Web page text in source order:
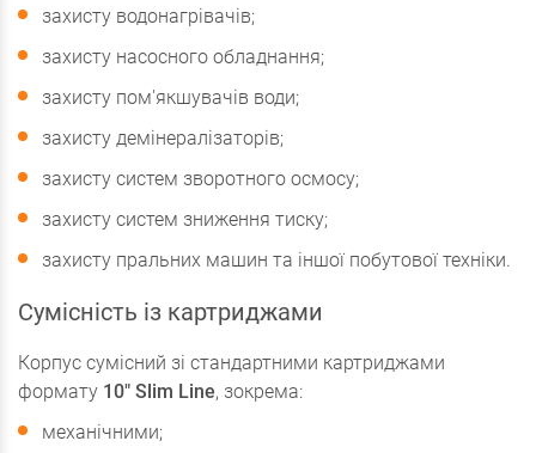
захисту водонагрівачів;
захисту насосного обладнання;
захисту пом'якшувачів води;
захисту демінералізаторів;
захисту систем зворотного осмосу;
захисту систем зниження тиску;
захисту пральних машин та іншої побутової техніки.
Сумісність із картриджами
Корпус сумісний зі стандартними картриджами
формату 10" Slim Line, зокрема:
механічними;